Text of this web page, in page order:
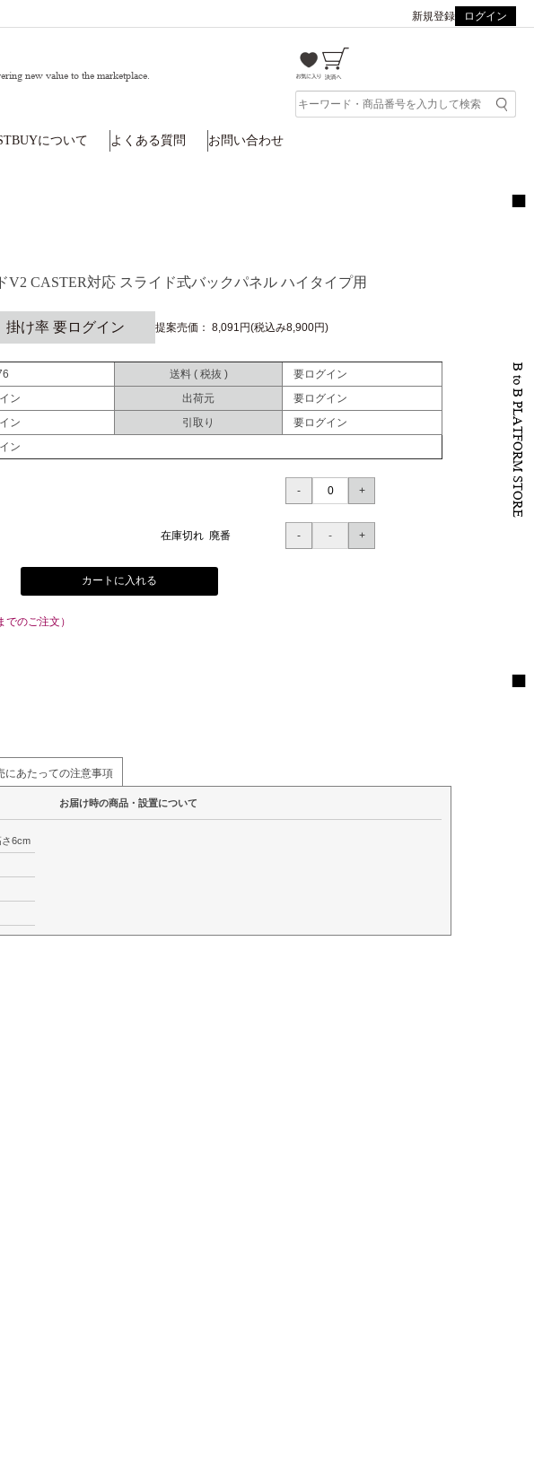
新規登録 ログイン
new value to the marketplace.
について よくある質問 お問い合わせ
CASTER対応 スライド式バックパネル ハイタイプ用
掛け率 要ログイン 提案売価： 8,091円(税込み8,900円)
送料 ( 税抜 )
要ログイン
ン 出荷元
要ログイン
ン 引取り
要ログイン
ン
在庫切れ 廃番
カートに入れる
のご注文）
にあたっての注意事項
お届け時の商品・設置について
6cm
B to B PLATFORM STORE